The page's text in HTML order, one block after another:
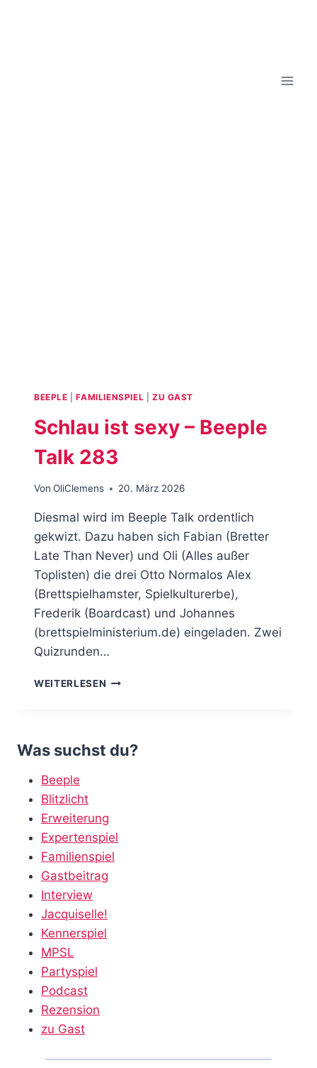
BEEPLE |FAMILIENSPIEL ZU GAST
Schlau ist sexy – Beeple
Talk 283
Von OliClemens 20. März 2026
Diesmal wird im Beeple Talk ordentlich
gekwizt. Dazu haben sich Fabian (Bretter
Late Than Never) und Oli (Alles außer
Toplisten) die drei Otto Normalos Alex
(Brettspielhamster, Spielkulturerbe),
Frederik (Boardcast) und Johannes
(brettspielministerium.de) eingeladen. Zwei
Quizrunden…
WEITERLESEN SCHLAU
TALK
Was suchst du?
Beeple
Blitzlicht
Erweiterung
Expertenspiel
Familienspiel
Gastbeitrag
Interview
Jacquiselle!
Kennerspiel
MPSL
Partyspiel
Podcast
Rezension
zu Gast